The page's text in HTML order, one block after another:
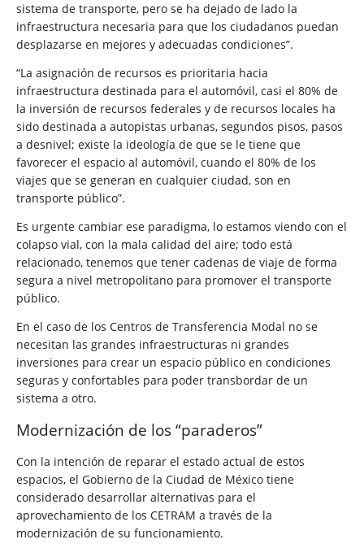
sistema de transporte, pero se ha dejado de lado la
infraestructura necesaria para que los ciudadanos puedan
desplazarse en mejores y adecuadas condiciones”.
“La asignación de recursos es prioritaria hacia
infraestructura destinada para el automóvil, casi el 80% de
la inversión de recursos federales y de recursos locales ha
sido destinada a autopistas urbanas, segundos pisos, pasos
a desnivel; existe la ideología de que se le tiene que
favorecer el espacio al automóvil, cuando el 80% de los
viajes que se generan en cualquier ciudad, son en
transporte público”.
Es urgente cambiar ese paradigma, lo estamos viendo con el
colapso vial, con la mala calidad del aire; todo está
relacionado, tenemos que tener cadenas de viaje de forma
segura a nivel metropolitano para promover el transporte
público.
En el caso de los Centros de Transferencia Modal no se
necesitan las grandes infraestructuras ni grandes
inversiones para crear un espacio público en condiciones
seguras y confortables para poder transbordar de un
sistema a otro.
Modernización de los “paraderos”
Con la intención de reparar el estado actual de estos
espacios, el Gobierno de la Ciudad de México tiene
considerado desarrollar alternativas para el
aprovechamiento de los CETRAM a través de la
modernización de su funcionamiento.